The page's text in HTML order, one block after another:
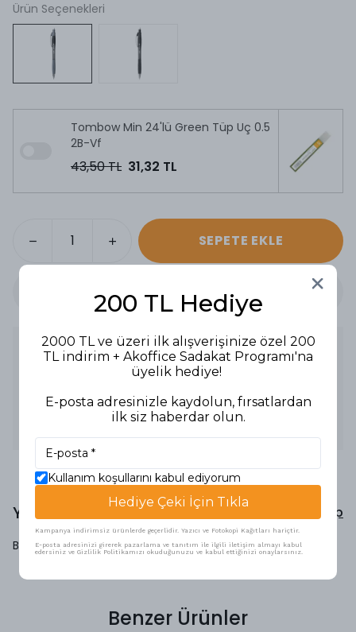
Ürün Seçenekleri
Tombow Min 24'lü Green Tüp Uç 0.5
2B-Vf
43,50 TL 31,32 TL
SEPETE EKLE
Ürün Açıklaması
Refilli
Şık metal klips
Yorumlar Yorum Yap
Bu ürün için henüz yorum yapılmamış.
Benzer Ürünler
200 TL Hediye
2000 TL ve üzeri ilk alışverişinize özel 200
TL indirim + Akoffice Sadakat Programı'na
üyelik hediye!
E-posta adresinizle kaydolun, fırsatlardan
ilk siz haberdar olun.
Kullanım koşullarını kabul ediyorum
Hediye Çeki İçin Tıkla
Kampanya indirimsiz ürünlerde geçerlidir. Yazıcı ve Fotokopi Kağıtları hariçtir.
E-posta adresinizi girerek pazarlama ve tanıtım ile ilgili iletişim almayı kabul
edersiniz ve Gizlilik Politikamızı okuduğunuzu ve kabul ettiğinizi onaylarsınız.